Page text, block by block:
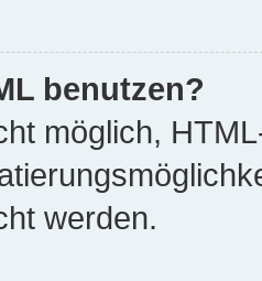
benutzen?
möglich,
werden.